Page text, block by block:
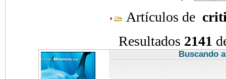
Artículos de
Resultados 2141
Buscando